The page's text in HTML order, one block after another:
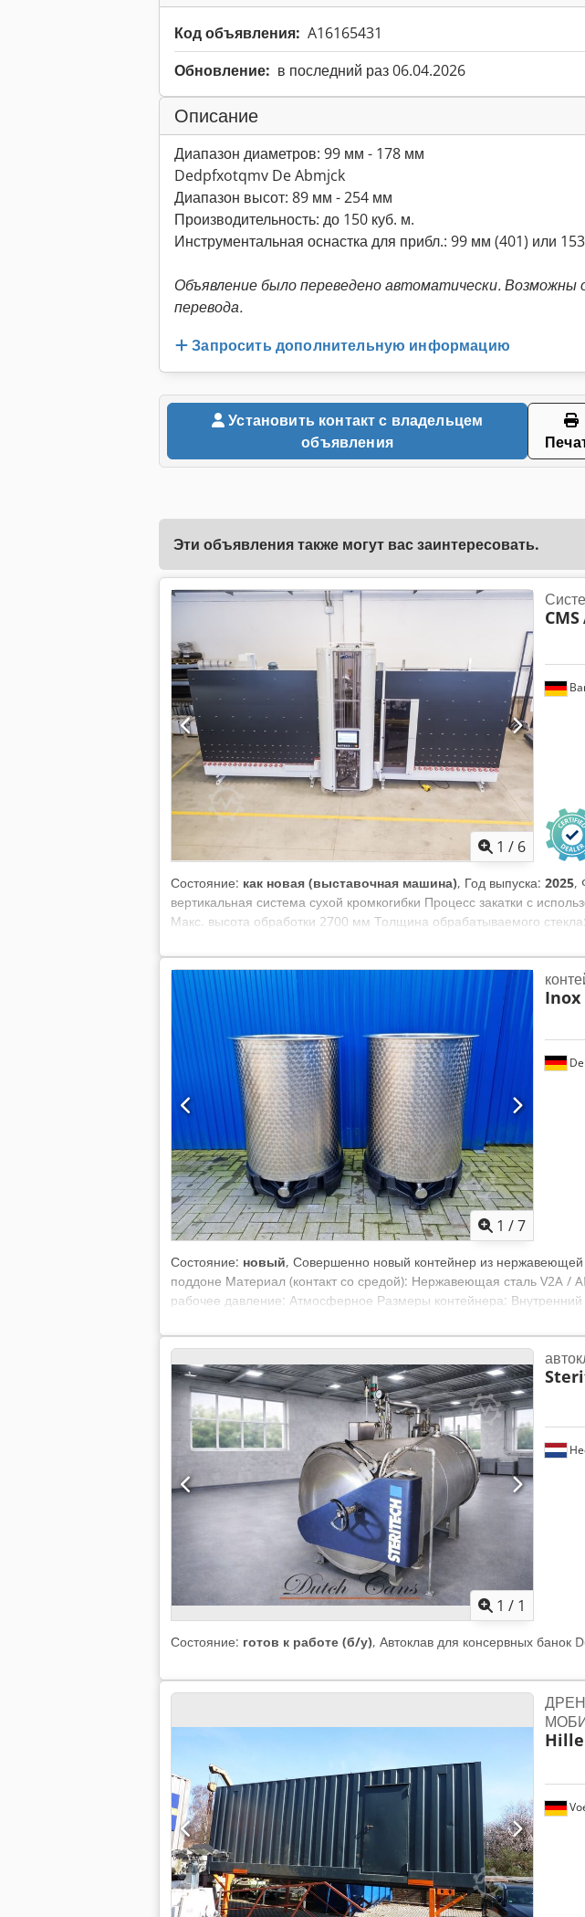
Код объявления: A16165431
Обновление: в последний раз 06.04.2026
Описание
Диапазон диаметров: 99 мм - 178 мм
Dedpfxotqmv De Abmjck
Диапазон высот: 89 мм - 254 мм
Производительность: до 150 куб. м.
Инструментальная оснастка для прибл.: 99 мм (401) или
Объявление было переведено автоматически. Возможны
перевода.
Запросить дополнительную информацию
Установить контакт с владельцем
объявления
Эти объявления также могут вас заинтересовать.
1 / 6
CMS
Состояние: как новая (выставочная машина), Год выпуска: 2025,
вертикальная система сухой кромкогибки Процесс закатки с
Макс. высота обработки 2700 мм Толщина обрабатываемого
интегрированный в линию ISO Dcsdjwd Ihqepfx Abmek
1 /7
Inox
Состояние: новый, Совершенно новый контейнер из
поддоне Материал (контакт со средой): Нержавеющая сталь V2A /
рабочее давление: Атмосферное Размеры контейнера:
цилиндра: 1070 мм Общая ширина: 890 мм Материалы: Dodsv
Удобства: Типовая табличка: нет Диаметр выходного отверстия:
1 / 1
Состояние: готов к работе (б/у), Автоклав для консервных банок